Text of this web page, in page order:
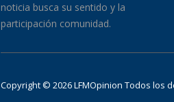
noticia busca su sentido y la
participación comunidad.
Copyright © 2026 LFMOpinion Todos los